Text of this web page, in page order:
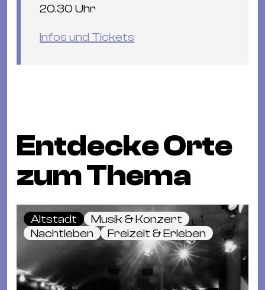
20.30 Uhr
Infos und Tickets
Entdecke Orte
zum Thema
Altstadt
Musik & Konzert
Nachtleben
Freizeit & Erleben